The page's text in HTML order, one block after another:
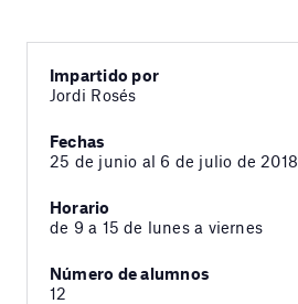
Impartido por
Jordi Rosés
Fechas
25 de junio al 6 de julio de 2018
Horario
de 9 a 15 de lunes a viernes
Número de alumnos
12